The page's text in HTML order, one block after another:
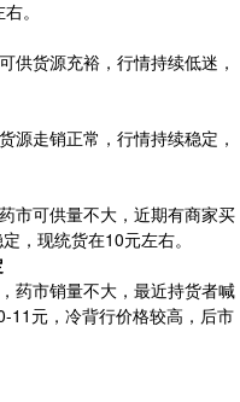
。
供货源充裕，行情持续低迷，
源走销正常，行情持续稳定，
市可供量不大，近期有商家买
，现统货在10元左右。
药市销量不大，最近持货者喊
11元，冷背行价格较高，后市